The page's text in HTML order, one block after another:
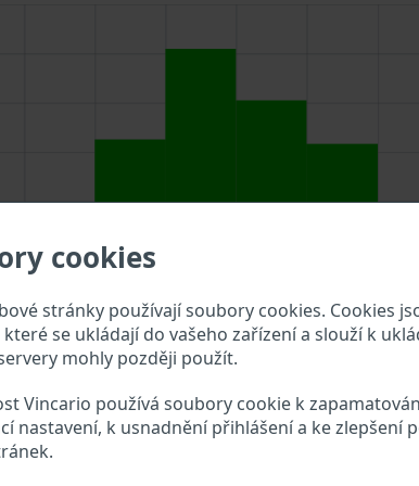
cookies
stránky používají soubory cookies. Cookies
se ukládají do vašeho zařízení a slouží k
mohly později použít.
Vincario používá soubory cookie k
nastavení, k usnadnění přihlášení a ke zlepšení
do vyhledávacího pole výše a překontrolujte,